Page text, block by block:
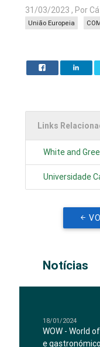
31/03/2023 , Por
União Europeia
Links
White and
Universidade
Notícias
18/01/2024
WOW - World
e